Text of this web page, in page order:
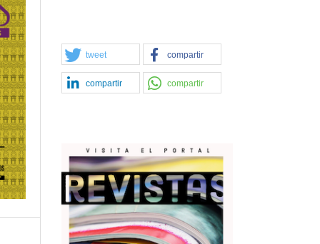
tweet compartir
compartir compartir